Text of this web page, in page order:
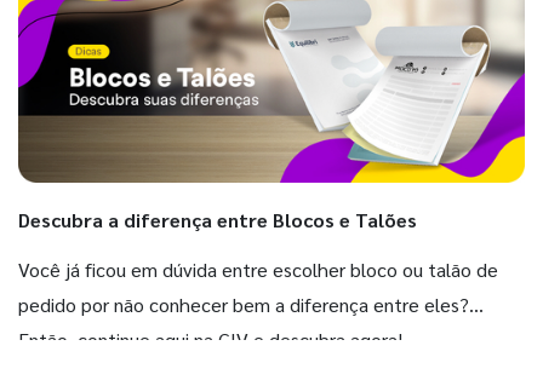
Descubra a diferença entre Blocos e Talões
Você já ficou em dúvida entre escolher bloco ou talão de
pedido por não conhecer bem a diferença entre eles?
Então, continue aqui na GIV e descubra agora!